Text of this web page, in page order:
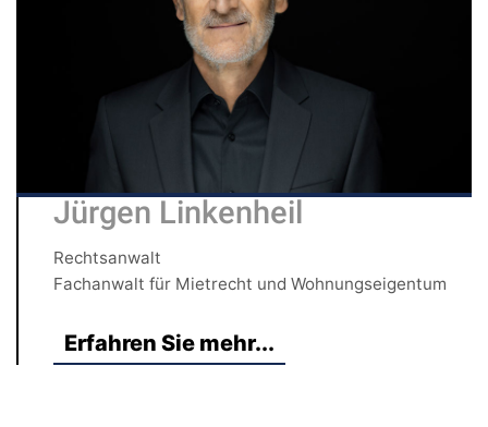
Jürgen Linkenheil
Rechtsanwalt
Fachanwalt für Mietrecht und Wohnungseigentum
Erfahren Sie mehr...